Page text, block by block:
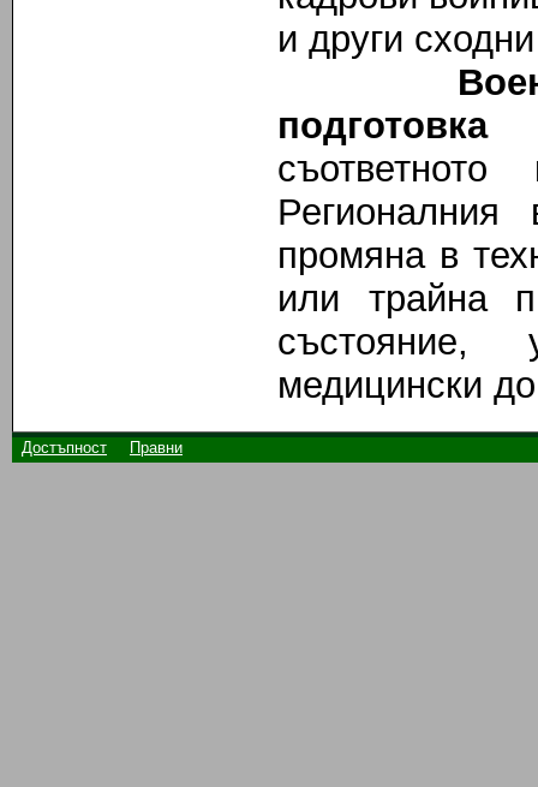
и други
промяна в
или трайна
състояние,
медицински
Достъпност Правни